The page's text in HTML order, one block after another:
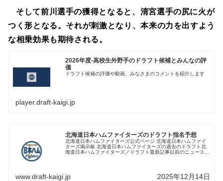
そして前川選手の獲得となると、清宮選手の尻に火が
つく形となる。それが刺激となり、本来の力を出すよう
な相乗効果も期待される。
2026年度-高校生外野手のドラフト候補とみんなの評
価
ドラフト候補の評価や動画、みなさまのコメントを紹介します
player.draft-kaigi.jp
北海道日本ハムファイターズのドラフト指名予想
北海道日本ハムファイターズ公式ページ 北海道日本ハムファイ
ターズ掲示板 北海道日本ハムファイターズの過去のドラフト北
海道日本ハムファイターズ／ドラフト最新記事以前のニュースは
www.draft-kaigi.jp 2025年12月14日